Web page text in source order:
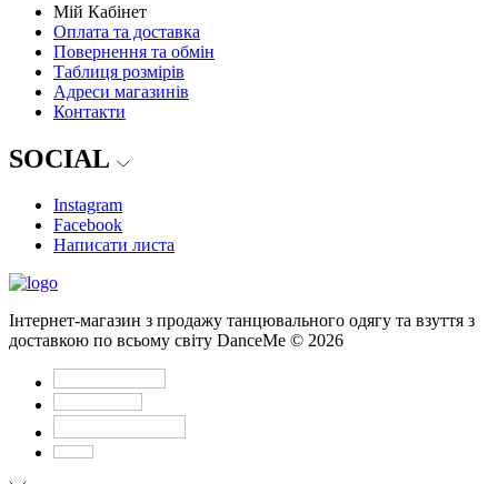
Мій Кабінет
Оплата та доставка
Повернення та обмін
Таблиця розмірів
Адреси магазинів
Контакти
SOCIAL
Instagram
Facebook
Написати листа
Інтернет-магазин з продажу танцювального одягу та взуття з
доставкою по всьому світу DanceMe © 2026